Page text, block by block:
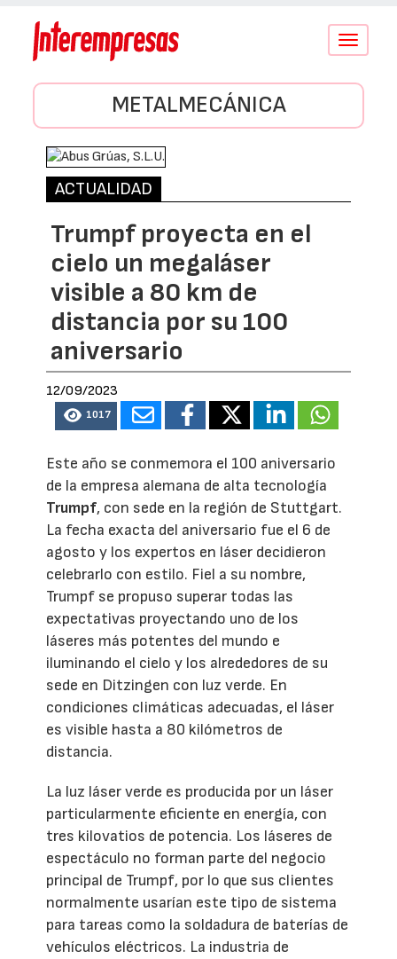
Conmutar
METALMECÁNICA
ACTUALIDAD
Trumpf proyecta en el
cielo un megaláser
visible a 80 km de
distancia por su 100
aniversario
12/09/2023
1017
Este año se conmemora el 100 aniversario
de la empresa alemana de alta tecnología
Trumpf, con sede en la región de Stuttgart.
La fecha exacta del aniversario fue el 6 de
agosto y los expertos en láser decidieron
celebrarlo con estilo. Fiel a su nombre,
Trumpf se propuso superar todas las
expectativas proyectando uno de los
láseres más potentes del mundo e
iluminando el cielo y los alrededores de su
sede en Ditzingen con luz verde. En
condiciones climáticas adecuadas, el láser
es visible hasta a 80 kilómetros de
distancia.
La luz láser verde es producida por un láser
particularmente eficiente en energía, con
tres kilovatios de potencia. Los láseres de
espectáculo no forman parte del negocio
principal de Trumpf, por lo que sus clientes
normalmente usarían este tipo de sistema
para tareas como la soldadura de baterías de
vehículos eléctricos. La industria de